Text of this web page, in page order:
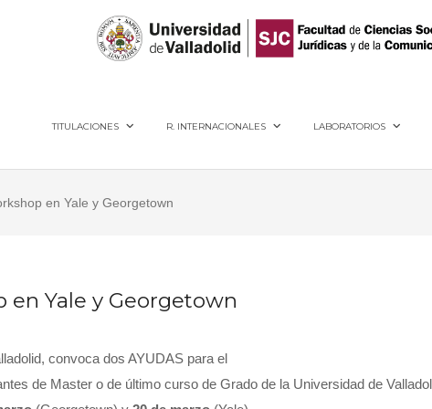
TITULACIONES R. INTERNACIONALES LABORATORIOS
en Yale y Georgetown
Yale y Georgetown
convoca dos AYUDAS para el
de Master o de último curso de Grado de la Universidad de